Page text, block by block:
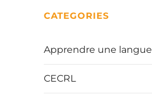
CATEGORIES
Apprendre une langue
CECRL